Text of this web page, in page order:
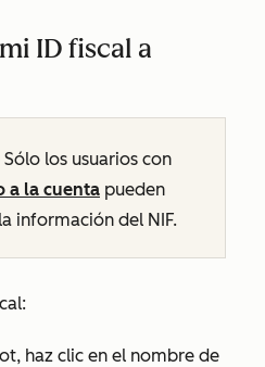
ID fiscal a
Sólo los usuarios con
a la cuenta pueden
información del NIF.
haz clic en el nombre de